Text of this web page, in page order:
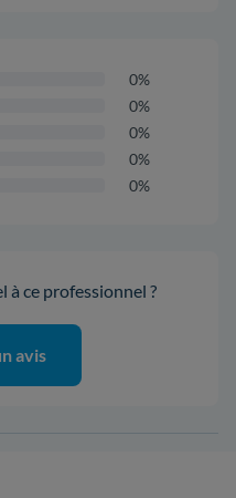
0%
0%
0%
0%
0%
à ce professionnel ?
avis